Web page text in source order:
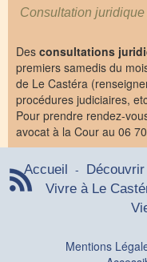
Consultation juridique
Des consultations
premiers samedis du
de Le Castéra
procédures judiciaires,
Pour prendre rendez-
avocat à la Cour au 06
Accueil -
Vivre à Le
Mentions